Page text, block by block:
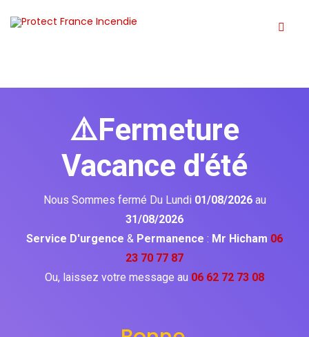
⚠️Fermeture
Vacance d'été
Nous Sommes fermé Du Lundi 01/08/2026 au
31/08/2026
Service D'urgence & Permanence : Mr Hicham 06
23 70 77 87
Ou, laissez votre message au 06 62 72 73 08